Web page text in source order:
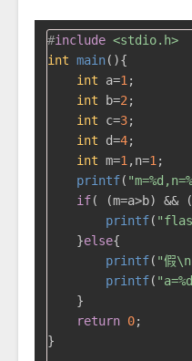
#include <stdio.h>
int main(){
int a=1 ;
int b=2 ;
int c=3;
int d=4;
int m=1 ,n=1 ;
printf(
if( (m=a>b) &&
printf(
    }
else{
printf( "假
printf(
    }
return 0;
}